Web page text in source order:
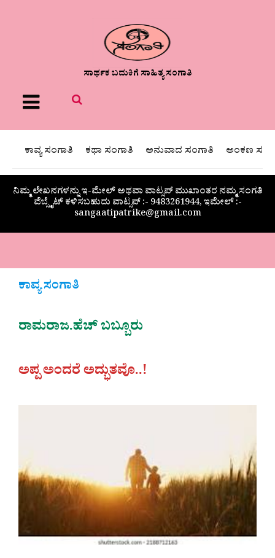
ಸಾರ್ಥಕ ಬದುಕಿಗೆ ಸಾಹಿತ್ಯ ಸಂಗಾತಿ
Menu
ಕಾವ್ಯ ಸಂಗಾತಿ ಕಥಾ ಸಂಗಾತಿ ಅನುವಾದ ಸಂಗಾತಿ ಅಂಕಣ
ನಿಮ್ಮ ಲೇಖನಗಳನ್ನು ಇ-ಮೇಲ್ ಅಥವಾ ವಾಟ್ಸಪ್ ಮುಖಾಂತರ ನಮ್ಮ ಸಂಗತಿ
ವೆಬ್ಸೈಟ್ ಕಳಿಸಬಹುದು ವಾಟ್ಸಪ್‌ :- 9483261944, ಇಮೇಲ್ :-
sangaatipatrike@gmail.com
ಕಾವ್ಯ ಸಂಗಾತಿ
ರಾಮರಾಜ.ಹೆಚ್ ಬಬ್ಬೂರು
ಅಪ್ಪ ಅಂದರೆ ಅದ್ಭುತವೊ..!